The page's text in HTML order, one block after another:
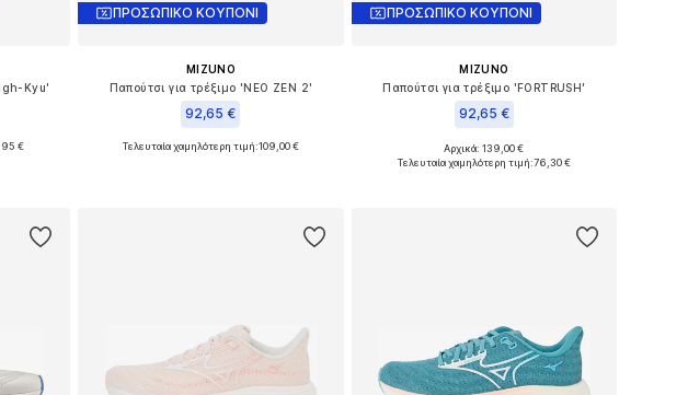
Kyu'
€
ΠΡΟΣΩΠΙΚΟ ΚΟΥΠΟΝΙ
MIZUNO
Παπούτσι για τρέξιμο 'NEO ZEN 2'
92,65 €
Διαθέσιμα μεγέθη: 41
Τελευταία χαμηλότερη τιμή:109,00 €
ΠΡΟΣΩΠΙΚΟ ΚΟΥΠΟΝΙ
MIZUNO
Παπούτσι για τρέξιμο 'FORTRUSH'
92,65 €
Διαθέσιμα μεγέθη: 42,5, 43
Αρχικά: 139,00 €
Τελευταία χαμηλότερη τιμή:76,30 €